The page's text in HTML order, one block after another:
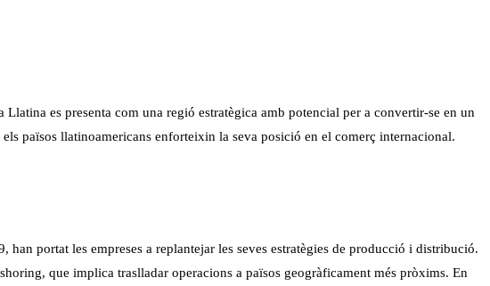
es presenta com una regió estratègica amb potencial per a convertir-se en un
països llatinoamericans enforteixin la seva posició en el comerç internacional.​
portat les empreses a replantejar les seves estratègies de producció i distribució.
que implica traslladar operacions a països geogràficament més pròxims. En